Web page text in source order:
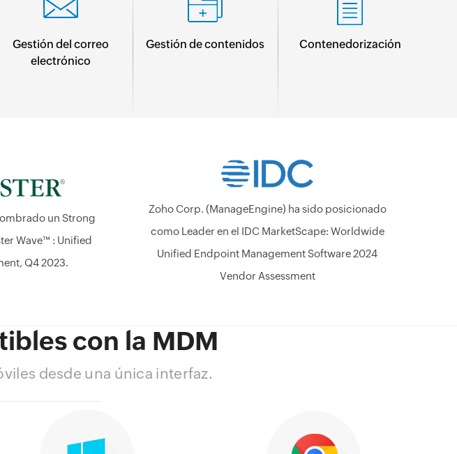
Gestión del correo
electrónico
Gestión de contenidos Contenedorización
un Strong
Wave™ : Unified
Q4 2023.
Zoho Corp. (ManageEngine) ha sido posicionado
como Leader en el IDC MarketScape: Worldwide
Unified Endpoint Management Software 2024
Vendor Assessment
con la MDM
desde una única interfaz.